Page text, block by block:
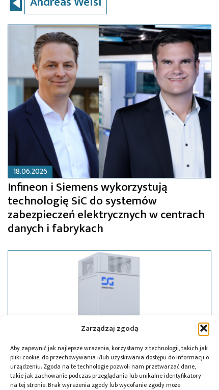
Zarządzaj zgodą
Aby zapewnić jak najlepsze wrażenia, korzystamy z technologii, takich jak
pliki cookie, do przechowywania i/lub uzyskiwania dostępu do informacji o
urządzeniu. Zgoda na te technologie pozwoli nam przetwarzać dane,
takie jak zachowanie podczas przeglądania lub unikalne identyfikatory
na tej stronie. Brak wyrażenia zgody lub wycofanie zgody może
18.06.2026
Infineon i Siemens wykorzystują
technologię SiC do systemów
zabezpieczeń elektrycznych w centrach
danych i fabrykach